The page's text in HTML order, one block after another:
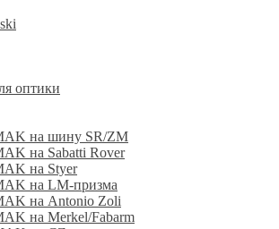
оптики
на шину SR/ZM
на Sabatti Rover
на Styer
на LM-призма
на Antonio Zoli
на Merkel/Fabarm